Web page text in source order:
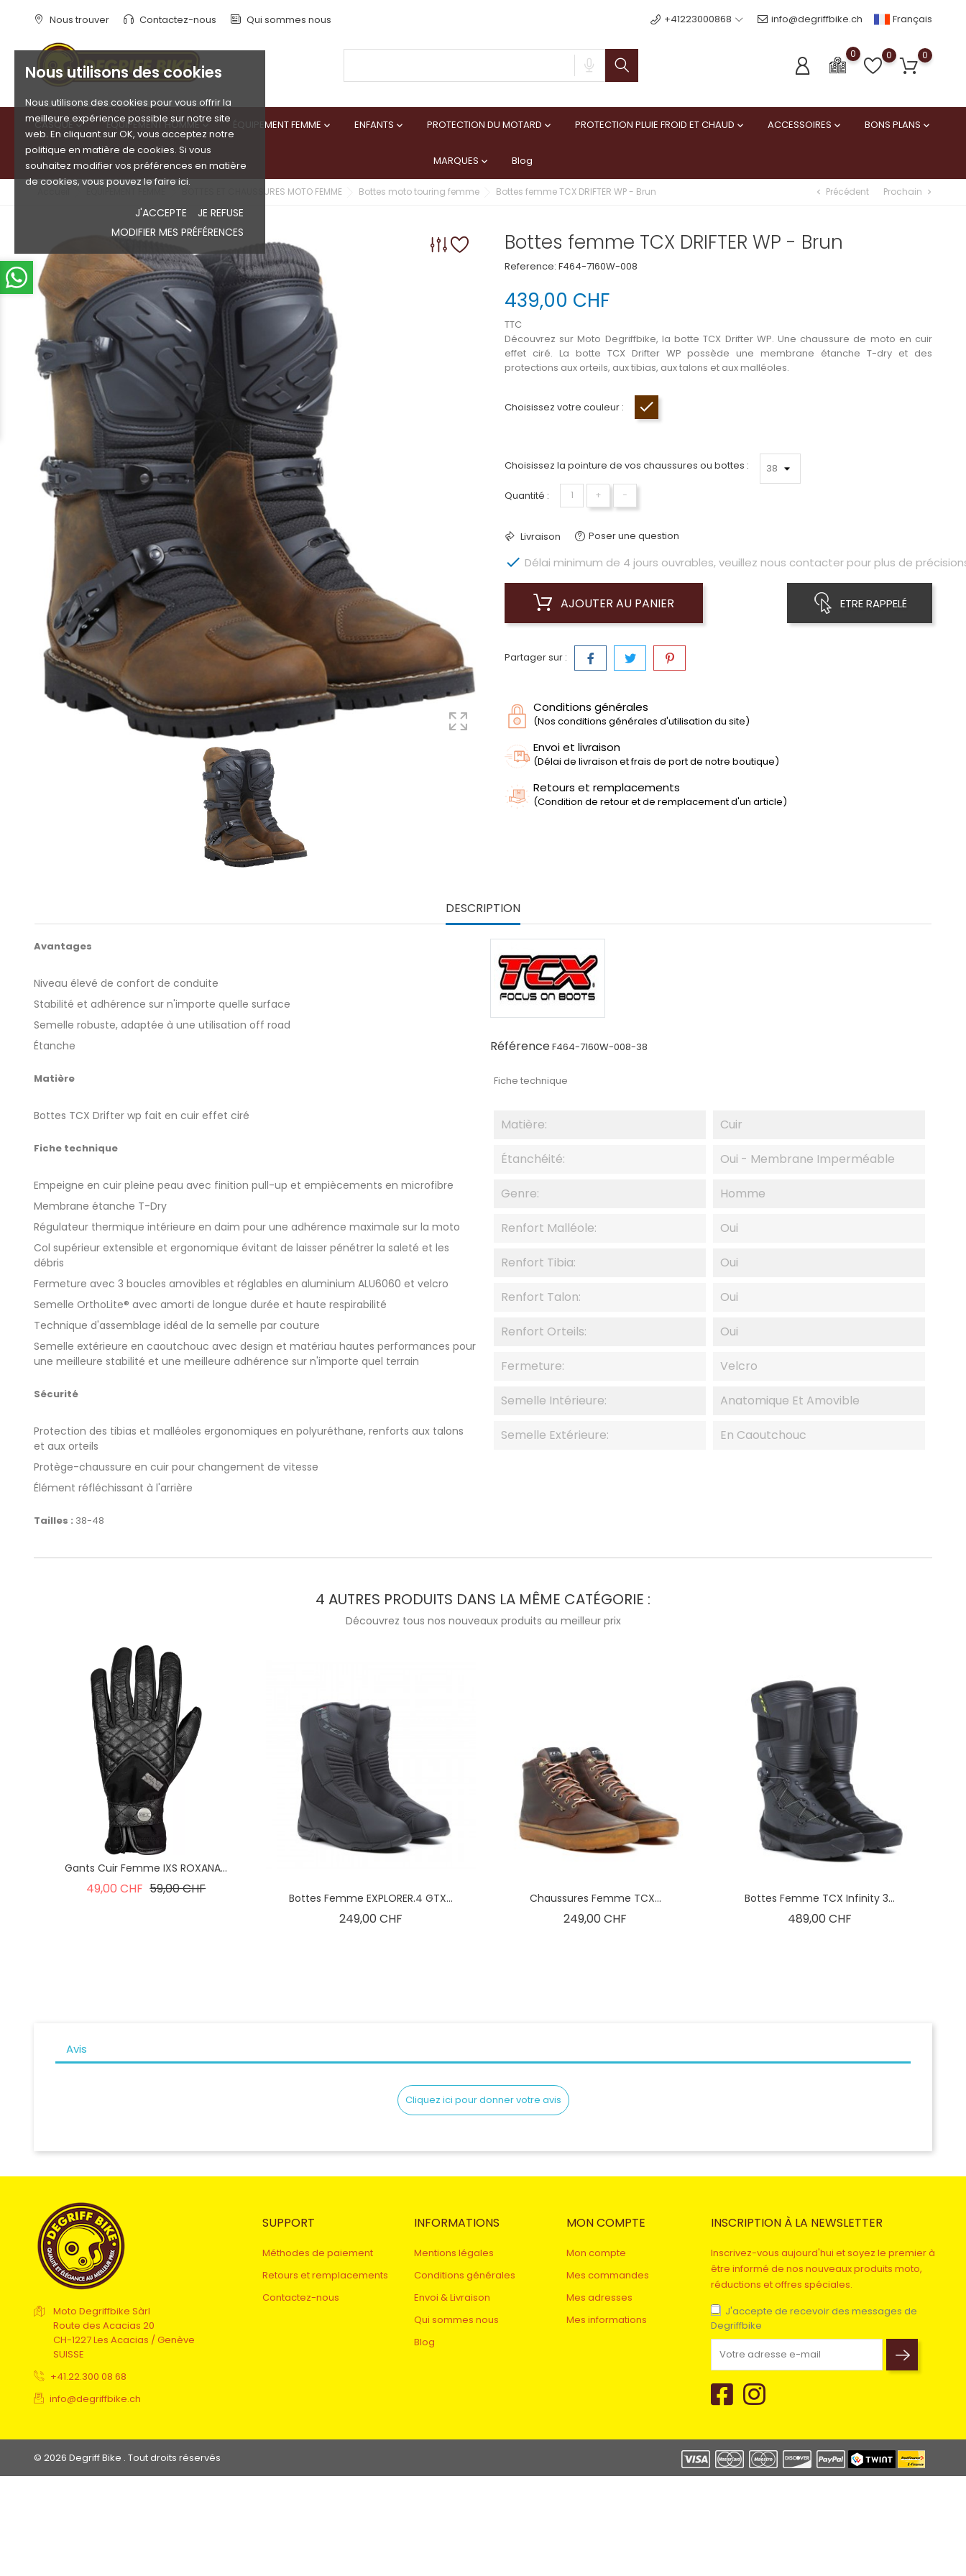
Nous utilisons des cookies
Nous utilisons des cookies pour vous offrir la
meilleure expérience possible sur notre site
web. En cliquant sur OK, vous acceptez notre
politique en matière de cookies. Si vous
souhaitez modifier vos préférences en matière
de cookies, vous pouvez le faire ici.
J'ACCEPTE
JE REFUSE
MODIFIER MES PRÉFÉRENCES
Nous trouver Contactez-nous Qui sommes nous +41223000868 info@degriffbike.ch Français
0 0 0
CASQUE  ÉQUIPEMENT HOMME ÉQUIPEMENT FEMME  ENFANTS  PROTECTION DU MOTARD  PROTECTION PLUIE FROID ET CHAUD  ACCESSOIRES  BONS PLANS 
MARQUES  Blog
BOTTES ET CHAUSSURES MOTO FEMME Bottes moto touring femme Bottes femme TCX DRIFTER WP - Brun chevron_left Précédent Prochain chevron_right
Bottes femme TCX DRIFTER WP - Brun
Reference: F464-7160W-008
439,00 CHF
TTC
Découvrez sur Moto Degriffbike, la botte TCX Drifter WP. Une chaussure de moto en cuir
effet ciré. La botte TCX Drifter WP possède une membrane étanche T-dry et des
protections aux orteils, aux tibias, aux talons et aux malléoles.
Choisissez votre couleur :
Choisissez la pointure de vos chaussures ou bottes :
Quantité : + −
Livraison Poser une question
 Délai minimum de 4 jours ouvrables, veuillez nous contacter pour plus de
AJOUTER AU PANIER ETRE RAPPELÉ
Partager sur :
Conditions générales
(Nos conditions générales d'utilisation du site)
Envoi et livraison
(Délai de livraison et frais de port de notre boutique)
Retours et remplacements
(Condition de retour et de remplacement d'un article)
DESCRIPTION
Avantages
Niveau élevé de confort de conduite
Stabilité et adhérence sur n'importe quelle surface
Semelle robuste, adaptée à une utilisation off road
Étanche
Matière
Bottes TCX Drifter wp fait en cuir effet ciré
Fiche technique
Empeigne en cuir pleine peau avec finition pull-up et empiècements en microfibre
Membrane étanche T-Dry
Régulateur thermique intérieure en daim pour une adhérence maximale sur la moto
Col supérieur extensible et ergonomique évitant de laisser pénétrer la saleté et les
débris
Fermeture avec 3 boucles amovibles et réglables en aluminium ALU6060 et velcro
Semelle OrthoLite® avec amorti de longue durée et haute respirabilité
Technique d'assemblage idéal de la semelle par couture
Semelle extérieure en caoutchouc avec design et matériau hautes performances pour
une meilleure stabilité et une meilleure adhérence sur n'importe quel terrain
Sécurité
Protection des tibias et malléoles ergonomiques en polyuréthane, renforts aux talons
et aux orteils
Protège-chaussure en cuir pour changement de vitesse
Élément réfléchissant à l'arrière
Tailles : 38-48
RéférenceF464-7160W-008-38
Fiche technique
Matière: Cuir
Étanchéité: Oui - Membrane Imperméable
Genre: Homme
Renfort Malléole: Oui
Renfort Tibia: Oui
Renfort Talon: Oui
Renfort Orteils: Oui
Fermeture: Velcro
Semelle Intérieure: Anatomique Et Amovible
Semelle Extérieure: En Caoutchouc
4 AUTRES PRODUITS DANS LA MÊME CATÉGORIE :
Découvrez tous nos nouveaux produits au meilleur prix
Gants Cuir Femme IXS ROXANA...
49,00 CHF Prix de base
59,00 CHFPrix
Bottes Femme EXPLORER.4 GTX...
249,00 CHFPrix
Chaussures Femme TCX...
249,00 CHF
Bottes Femme TCX Infinity 3...
489,00 CHF
Avis
Cliquez ici pour donner votre avis
Moto Degriffbike Sàrl
Route des Acacias 20
CH-1227 Les Acacias / Genève
SUISSE
+41.22.300 08 68
info@degriffbike.ch
SUPPORT
Méthodes de paiement
Retours et remplacements
Contactez-nous
INFORMATIONS
Mentions légales
Conditions générales
Envoi & Livraison
Qui sommes nous
Blog
MON COMPTE
Mon compte
Mes commandes
Mes adresses
Mes informations
INSCRIPTION À LA NEWSLETTER
Inscrivez-vous aujourd'hui et soyez le premier à
être informé de nos nouveaux produits moto,
réductions et offres spéciales.
J'accepte de recevoir des messages de
Degriffbike
© 2026 Degriff Bike . Tout droits réservés